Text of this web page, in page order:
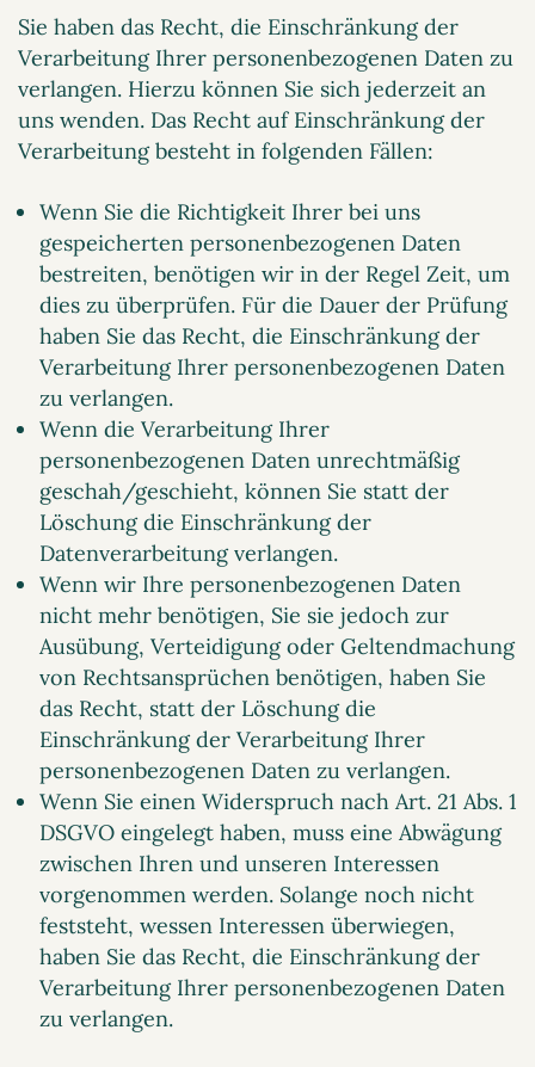
Sie haben das Recht, die Einschränkung der
Verarbeitung Ihrer personenbezogenen Daten zu
verlangen. Hierzu können Sie sich jederzeit an
uns wenden. Das Recht auf Einschränkung der
Verarbeitung besteht in folgenden Fällen:
Wenn Sie die Richtigkeit Ihrer bei uns
gespeicherten personenbezogenen Daten
bestreiten, benötigen wir in der Regel Zeit, um
dies zu überprüfen. Für die Dauer der Prüfung
haben Sie das Recht, die Einschränkung der
Verarbeitung Ihrer personenbezogenen Daten
zu verlangen.
Wenn die Verarbeitung Ihrer
personenbezogenen Daten unrechtmäßig
geschah/geschieht, können Sie statt der
Löschung die Einschränkung der
Datenverarbeitung verlangen.
Wenn wir Ihre personenbezogenen Daten
nicht mehr benötigen, Sie sie jedoch zur
Ausübung, Verteidigung oder Geltendmachung
von Rechtsansprüchen benötigen, haben Sie
das Recht, statt der Löschung die
Einschränkung der Verarbeitung Ihrer
personenbezogenen Daten zu verlangen.
Wenn Sie einen Widerspruch nach Art. 21 Abs. 1
DSGVO eingelegt haben, muss eine Abwägung
zwischen Ihren und unseren Interessen
vorgenommen werden. Solange noch nicht
feststeht, wessen Interessen überwiegen,
haben Sie das Recht, die Einschränkung der
Verarbeitung Ihrer personenbezogenen Daten
zu verlangen.